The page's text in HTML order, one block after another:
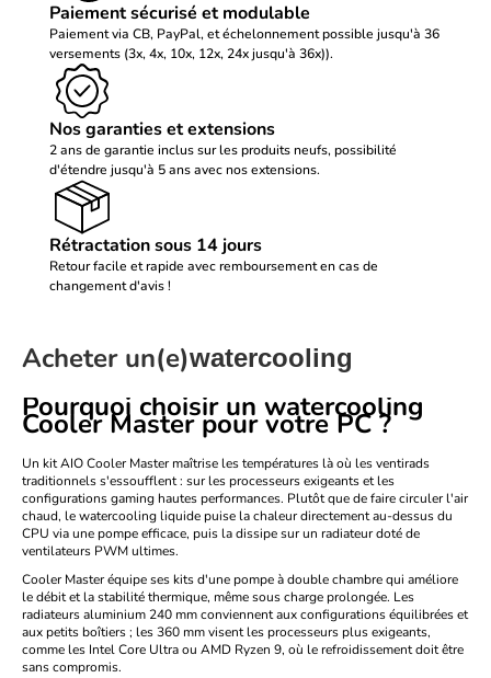
Paiement sécurisé et modulable
Paiement via CB, PayPal, et échelonnement possible jusqu'à 36
versements (3x, 4x, 10x, 12x, 24x jusqu'à 36x)).
Nos garanties et extensions
2 ans de garantie inclus sur les produits neufs, possibilité
d'étendre jusqu'à 5 ans avec nos extensions.
Rétractation sous 14 jours
Retour facile et rapide avec remboursement en cas de
changement d'avis !
Acheter un(e)watercooling
Pourquoi choisir un watercooling
Cooler Master pour votre PC ?
Un kit AIO Cooler Master maîtrise les températures là où les ventirads
traditionnels s'essoufflent : sur les processeurs exigeants et les
configurations gaming hautes performances. Plutôt que de faire circuler l'air
chaud, le watercooling liquide puise la chaleur directement au-dessus du
CPU via une pompe efficace, puis la dissipe sur un radiateur doté de
ventilateurs PWM ultimes.
Cooler Master équipe ses kits d'une pompe à double chambre qui améliore
le débit et la stabilité thermique, même sous charge prolongée. Les
radiateurs aluminium 240 mm conviennent aux configurations équilibrées et
aux petits boîtiers ; les 360 mm visent les processeurs plus exigeants,
comme les Intel Core Ultra ou AMD Ryzen 9, où le refroidissement doit être
sans compromis.